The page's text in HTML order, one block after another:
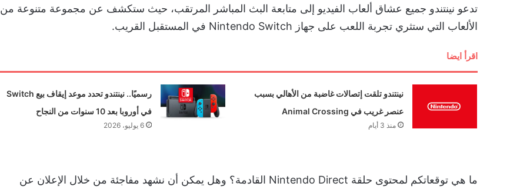
تدعو نينتندو جميع عشاق ألعاب الفيديو إلى متابعة البث المباشر المرتقب، حيث ستكشف عن مجموعة متنوعة من
الألعاب التي ستثري تجربة اللعب على جهاز Nintendo Switch في المستقبل القريب.
اقرأ ايضا
نينتندو تلقت إتصالات غاضبة من الأهالي بسبب
عنصر غريب في Animal Crossing
منذ 3 أيام
رسميًا.. نينتندو تحدد موعد إيقاف بيع Switch
في أوروبا بعد 10 سنوات من النجاح
6 يوليو، 2026
ما هي توقعاتكم لمحتوى حلقة Nintendo Direct القادمة؟ وهل يمكن أن نشهد مفاجئة من خلال الإعلان عن